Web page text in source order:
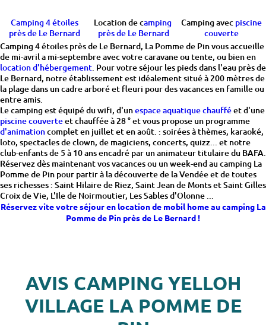
Camping 4 étoiles
près de Le Bernard
Location de camping
près de Le Bernard
Camping avec piscine
couverte
Camping 4 étoiles près de Le Bernard, La Pomme de Pin vous accueille
de mi-avril a mi-septembre avec votre caravane ou tente, ou bien en
location d'hébergement. Pour votre séjour les pieds dans l'eau près de
Le Bernard, notre établissement est idéalement situé à 200 mètres de
la plage dans un cadre arboré et fleuri pour des vacances en famille ou
entre amis.
Le camping est équipé du wifi, d'unespace aquatique chaufféet d'une
piscine couverteet chauffée à 28 ° et vous propose un programme
d'animationcomplet en juillet et en août. : soirées à thèmes, karaoké,
loto, spectacles de clown, de magiciens, concerts, quizz... et notre
club-enfants de 5 à 10 ans encadré par un animateur titulaire du BAFA.
Réservez dès maintenant vos vacances ou un week-end au camping La
Pomme de Pin pour partir à la découverte de la Vendée et de toutes
ses richesses : Saint Hilaire de Riez, Saint Jean de Monts et Saint Gilles
Croix de Vie, L'Ile de Noirmoutier, Les Sables d'Olonne ...
Réservez vite votre séjour en location de mobil home au camping La
Pomme de Pin près de Le Bernard !
AVIS CAMPING YELLOH
VILLAGE LA POMME DE